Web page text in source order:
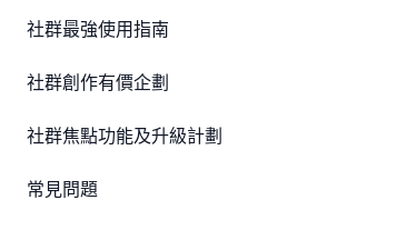
社群最強使用指南
社群創作有價企劃
社群焦點功能及升級計劃
常見問題